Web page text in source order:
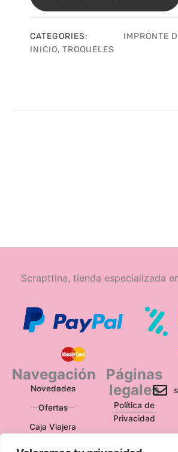
CATEGORIES: IMPRONTE
INICIO, TROQUELES
Scrapttina, tienda especializada
Navegación
Novedades
Ofertas
Caja Viajera
Páginas
legales
Política de
Privacidad